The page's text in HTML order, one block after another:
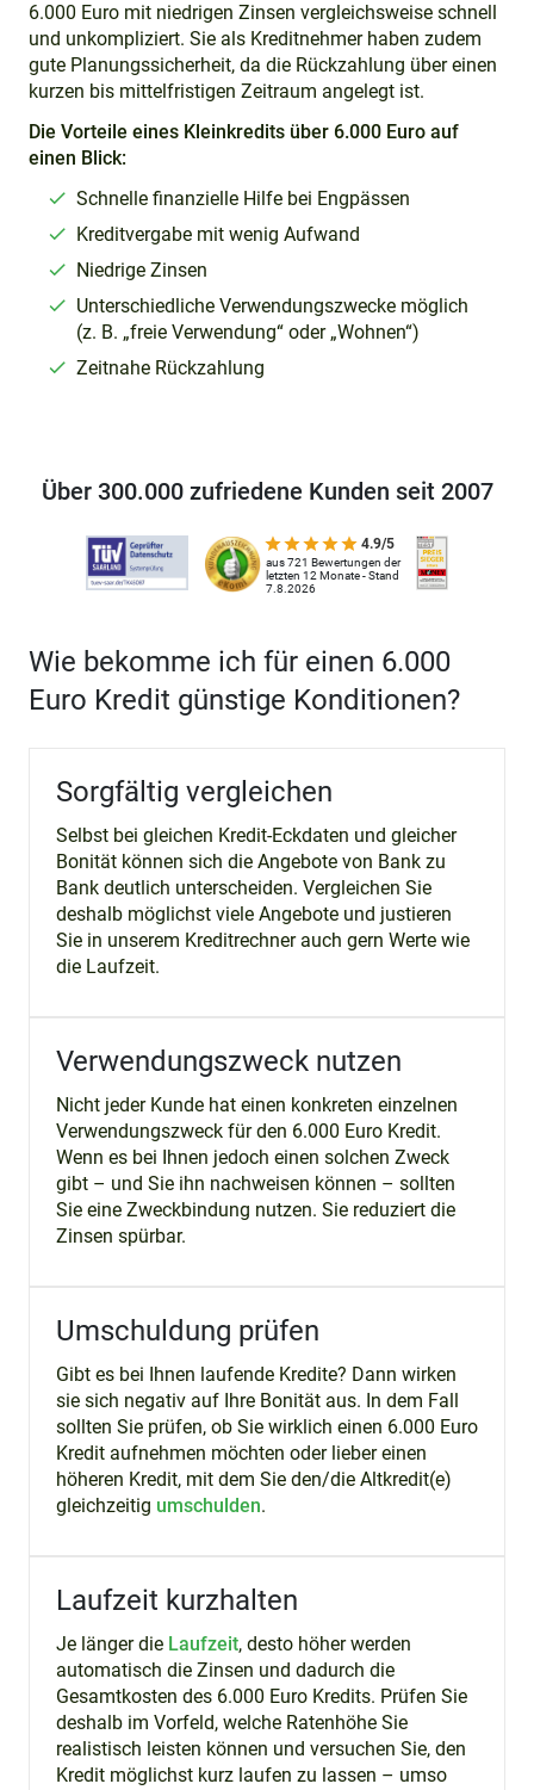
6.000 Euro mit niedrigen Zinsen vergleichsweise schnell
und unkompliziert. Sie als Kreditnehmer haben zudem
gute Planungssicherheit, da die Rückzahlung über einen
kurzen bis mittelfristigen Zeitraum angelegt ist.
Die Vorteile eines Kleinkredits über 6.000 Euro auf
einen Blick:
Schnelle finanzielle Hilfe bei Engpässen
Kreditvergabe mit wenig Aufwand
Niedrige Zinsen
Unterschiedliche Verwendungszwecke möglich
(z. B. „freie Verwendung“ oder „Wohnen“)
Zeitnahe Rückzahlung
Über 300.000 zufriedene Kunden seit 2007
4.9/5
aus 721 Bewertungen der
letzten 12 Monate - Stand
7.8.2026
Wie bekomme ich für einen 6.000
Euro Kredit günstige Konditionen?
Sorgfältig vergleichen
Selbst bei gleichen Kredit-Eckdaten und gleicher
Bonität können sich die Angebote von Bank zu
Bank deutlich unterscheiden. Vergleichen Sie
deshalb möglichst viele Angebote und justieren
Sie in unserem Kreditrechner auch gern Werte wie
die Laufzeit.
Verwendungszweck nutzen
Nicht jeder Kunde hat einen konkreten einzelnen
Verwendungszweck für den 6.000 Euro Kredit.
Wenn es bei Ihnen jedoch einen solchen Zweck
gibt – und Sie ihn nachweisen können – sollten
Sie eine Zweckbindung nutzen. Sie reduziert die
Zinsen spürbar.
Umschuldung prüfen
Gibt es bei Ihnen laufende Kredite? Dann wirken
sie sich negativ auf Ihre Bonität aus. In dem Fall
sollten Sie prüfen, ob Sie wirklich einen 6.000 Euro
Kredit aufnehmen möchten oder lieber einen
höheren Kredit, mit dem Sie den/die Altkredit(e)
gleichzeitig umschulden.
Laufzeit kurzhalten
Je länger die Laufzeit, desto höher werden
automatisch die Zinsen und dadurch die
Gesamtkosten des 6.000 Euro Kredits. Prüfen Sie
deshalb im Vorfeld, welche Ratenhöhe Sie
realistisch leisten können und versuchen Sie, den
Kredit möglichst kurz laufen zu lassen – umso